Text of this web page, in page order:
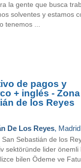
la gente que busca
solventes y estamos
tenemos ...
de pagos y
+ inglés - Zona
de los Reyes
De Los Reyes, Madrid
Sebastián de los
sektöründe lider önemli
bilen Ödeme ve